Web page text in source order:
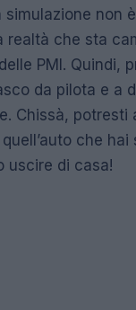
simulazione non
realtà che sta
PMI. Quindi,
da pilota e a
Chissà, potresti
che hai
uscire di casa!